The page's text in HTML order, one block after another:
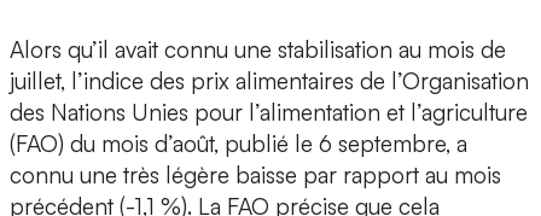
Alors qu’il avait connu une stabilisation au mois de
juillet, l’indice des prix alimentaires de l’Organisation
des Nations Unies pour l’alimentation et l’agriculture
(FAO) du mois d’août, publié le 6 septembre, a
connu une très légère baisse par rapport au mois
précédent (-1,1 %). La FAO précise que cela